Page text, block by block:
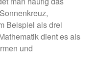
2020
2020
2020
Beispiel als drei
dient es als
und